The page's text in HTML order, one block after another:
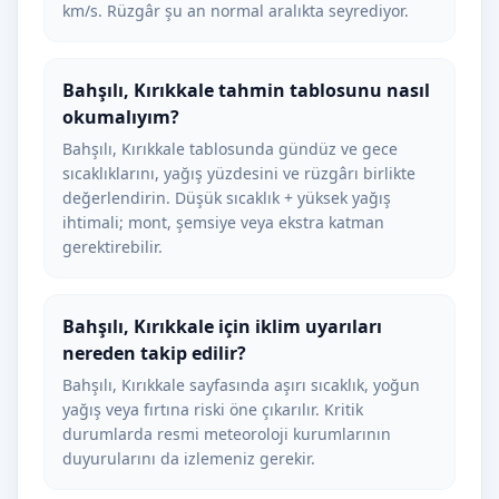
km/s. Rüzgâr şu an normal aralıkta seyrediyor.
Bahşılı, Kırıkkale tahmin tablosunu nasıl
okumalıyım?
Bahşılı, Kırıkkale tablosunda gündüz ve gece
sıcaklıklarını, yağış yüzdesini ve rüzgârı birlikte
değerlendirin. Düşük sıcaklık + yüksek yağış
ihtimali; mont, şemsiye veya ekstra katman
gerektirebilir.
Bahşılı, Kırıkkale için iklim uyarıları
nereden takip edilir?
Bahşılı, Kırıkkale sayfasında aşırı sıcaklık, yoğun
yağış veya fırtına riski öne çıkarılır. Kritik
durumlarda resmi meteoroloji kurumlarının
duyurularını da izlemeniz gerekir.